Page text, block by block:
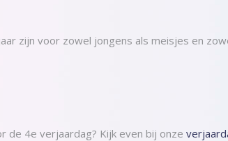
zijn voor zowel jongens als meisjes en
de 4e verjaardag? Kijk even bij onze